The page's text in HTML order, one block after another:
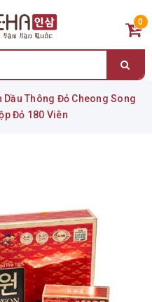
0
Dầu Thông Đỏ Cheong Song
Đỏ 180 Viên